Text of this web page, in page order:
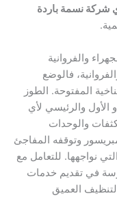
شركة نسمة باردة
والفروانية
فالوضع
المفتوحة. الطوز
الأول والرئيسي لأي
والوحدات
وتوقفه المفاجئ
نواجهها. للتعامل مع
في تقديم خدمات
العميق